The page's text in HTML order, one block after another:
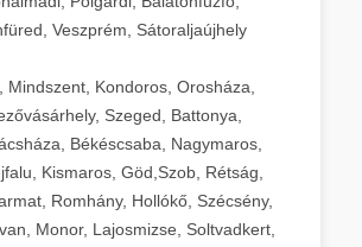
Veszprém, Sátoraljaújhely
Mindszent, Kondoros, Orosháza,
Szeged, Battonya,
Békéscsaba, Nagymaros,
Kismaros, Göd,Szob, Rétság,
Romhány, Hollókő, Szécsény,
Monor, Lajosmizse, Soltvadkert,